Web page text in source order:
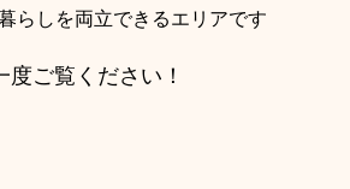
らしを両立できるエリアです
度ご覧ください！